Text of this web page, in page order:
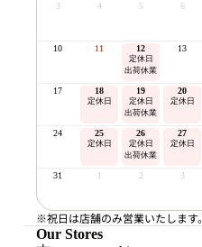
3 4 5 6
10 11 12
定休日
出荷休業
13
17 18
定休日
19
定休日
出荷休業
20
定休日
24 25
定休日
26
定休日
出荷休業
27
定休日
31 1 2 3
※祝日は店舗のみ営業いたします。
Our Stores